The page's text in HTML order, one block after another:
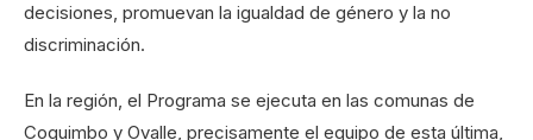
decisiones, promuevan la igualdad de género y la no
discriminación.
En la región, el Programa se ejecuta en las comunas de
Coquimbo y Ovalle, precisamente el equipo de esta última,